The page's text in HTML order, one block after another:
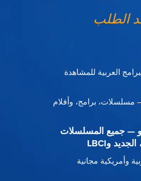
الطلب
العربية للمشاهدة
مسلسلات، برامج، وأفلام
— جميع المسلسلات